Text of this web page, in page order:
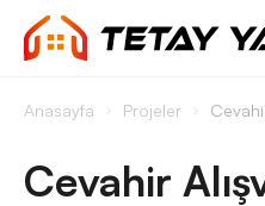
Anasayfa Projeler
Cevahir